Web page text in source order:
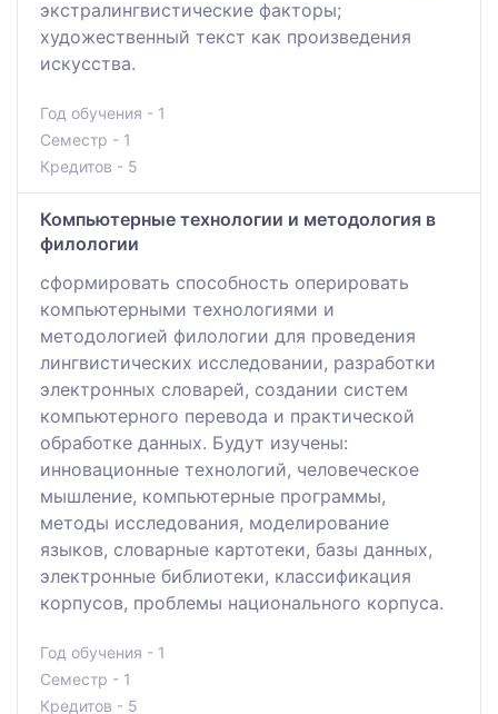
экстралингвистические факторы;
художественный текст как произведения
искусства.
Год обучения - 1
Семестр - 1
Кредитов - 5
Компьютерные технологии и методология в
филологии
сформировать способность оперировать
компьютерными технологиями и
методологией филологии для проведения
лингвистических исследовании, разработки
электронных словарей, создании систем
компьютерного перевода и практической
обработке данных. Будут изучены:
инновационные технологий, человеческое
мышление, компьютерные программы,
методы исследования, моделирование
языков, словарные картотеки, базы данных,
электронные библиотеки, классификация
корпусов, проблемы национального корпуса.
Год обучения - 1
Семестр - 1
Кредитов - 5